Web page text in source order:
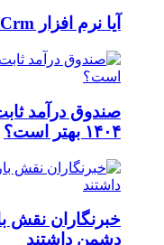
آیا نرم افزار Crm ارزش سرمایه گذاری دارد؟
صندوق درآمد
۱۴۰۴ بهتر است؟
خبرنگاران نقش
دشمن داشتند